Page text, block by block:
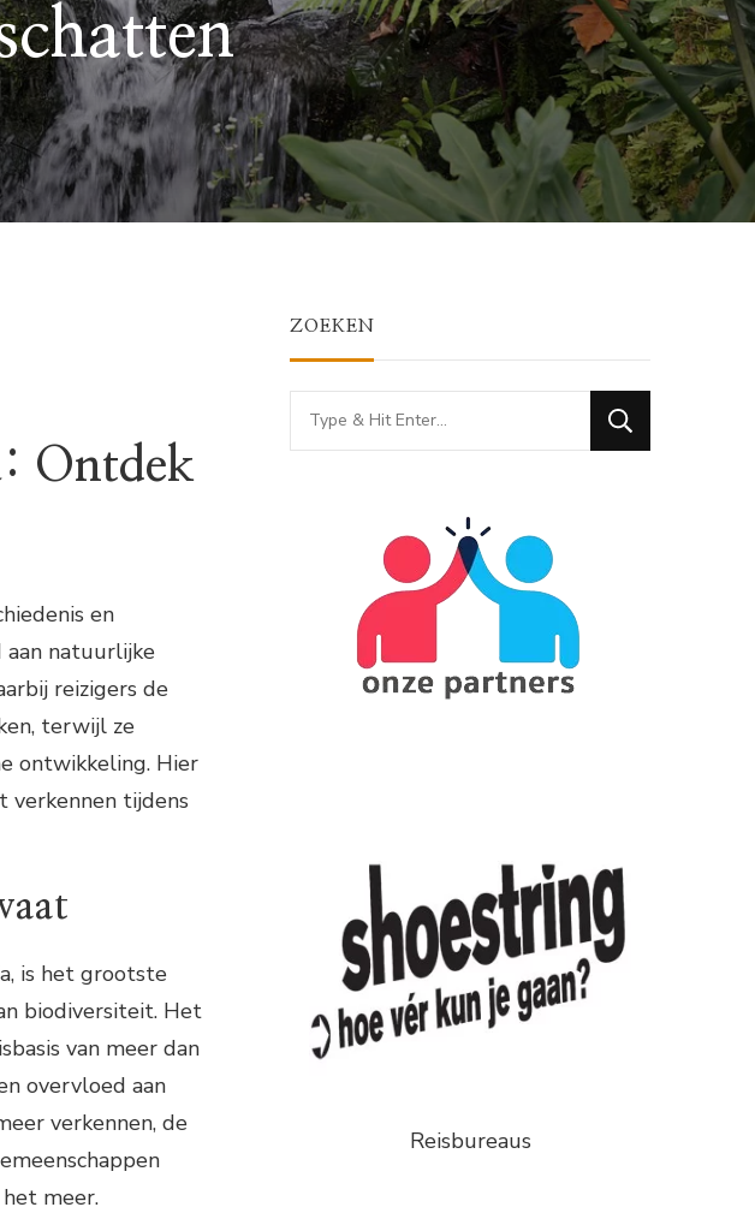
Ontdek
en
natuurlijke
reizigers de
terwijl ze
ontwikkeling. Hier
verkennen tijdens
is het grootste
biodiversiteit. Het
van meer dan
overvloed aan
verkennen, de
meer.
ZOEKEN
Looking
for
Reisbureaus